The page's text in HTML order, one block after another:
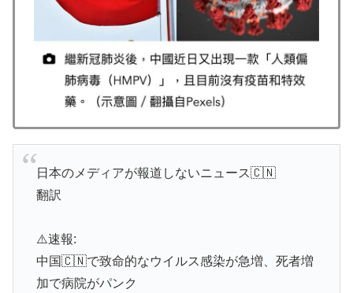
日本のメディアが報道しないニュース🇨🇳
翻訳
⚠️速報:
中国🇨🇳で致命的なウイルス感染が急増、死者増
加で病院がパンク